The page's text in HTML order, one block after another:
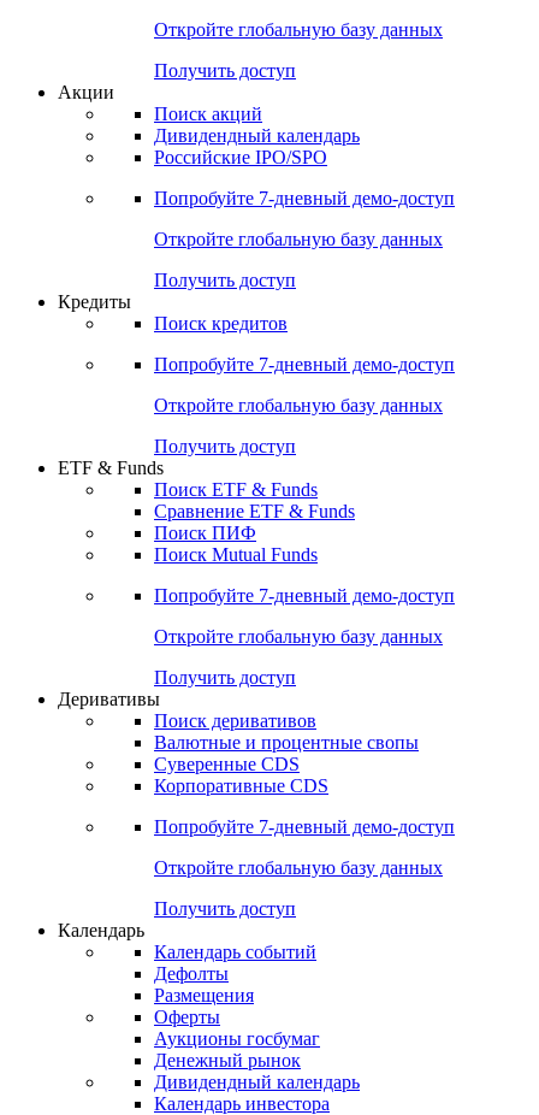
Откройте глобальную базу данных
Получить доступ
Акции
Поиск акций
Дивидендный календарь
Российские IPO/SPO
Попробуйте 7-дневный демо-доступ
Откройте глобальную базу данных
Получить доступ
Кредиты
Поиск кредитов
Попробуйте 7-дневный демо-доступ
Откройте глобальную базу данных
Получить доступ
ETF & Funds
Поиск ETF & Funds
Сравнение ETF & Funds
Поиск ПИФ
Поиск Mutual Funds
Попробуйте 7-дневный демо-доступ
Откройте глобальную базу данных
Получить доступ
Деривативы
Поиск деривативов
Валютные и процентные свопы
Суверенные CDS
Корпоративные CDS
Попробуйте 7-дневный демо-доступ
Откройте глобальную базу данных
Получить доступ
Календарь
Календарь событий
Дефолты
Размещения
Оферты
Аукционы госбумаг
Денежный рынок
Дивидендный календарь
Календарь инвестора